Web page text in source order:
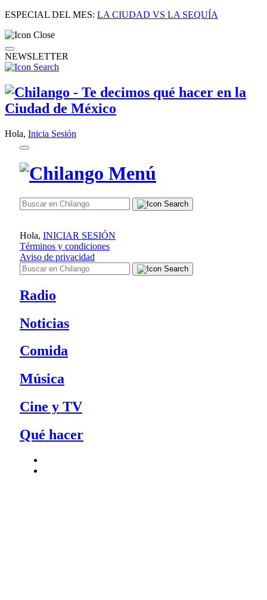
ESPECIAL DEL MES: LA CIUDAD VS LA SEQUÍA
NEWSLETTER
Hola, Inicia Sesión
Hola, INICIAR SESIÓN
Términos y condiciones
Aviso de privacidad
Radio
Noticias
Comida
Música
Cine y TV
Qué hacer